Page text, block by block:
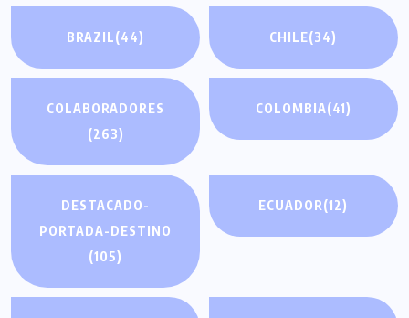
BRAZIL(44) CHILE(34)
COLABORADORES
(263)
COLOMBIA(41)
DESTACADO-
PORTADA-DESTINO
(105)
ECUADOR(12)